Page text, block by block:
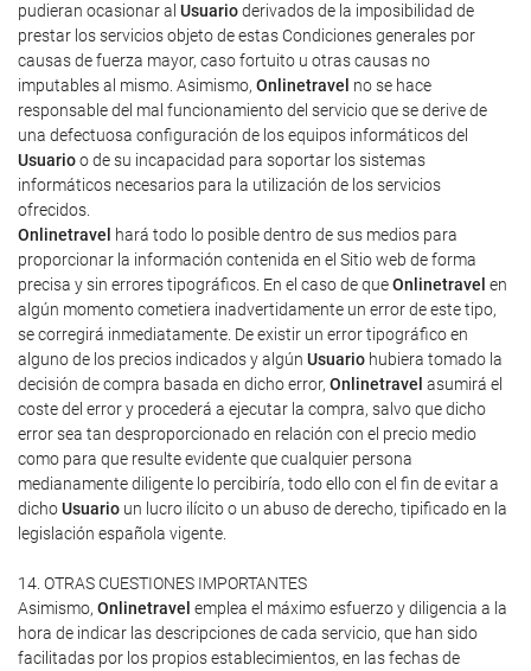
pudieran ocasionar al Usuarioderivados de la imposibilidad de
prestar los servicios objeto de estas Condiciones generales por
causas de fuerza mayor, caso fortuito u otras causas no
imputables al mismo. Asimismo, Onlinetravel no se hace
responsable del mal funcionamiento del servicio que se derive de
una defectuosa configuración de los equipos informáticos del
Usuarioo de su incapacidad para soportar los sistemas
informáticos necesarios para la utilización de los servicios
ofrecidos.
Onlinetravel
hará todo lo posible dentro de sus medios para
proporcionar la información contenida en el Sitio web de forma
precisa y sin errores tipográficos. En el caso de queOnlinetravel en
algún momento cometiera inadvertidamente un error de este tipo,
se corregirá inmediatamente. De existir un error tipográfico en
alguno de los precios indicados y algún Usuario hubiera tomado la
decisión de compra basada en dicho error, Onlinetravel asumirá el
coste del error y procederá a ejecutar la compra, salvo que dicho
error sea tan desproporcionado en relación con el precio medio
como para que resulte evidente que cualquier persona
medianamente diligente lo percibiría, todo ello con el fin de evitar a
dichoUsuario un lucro ilícito o un abuso de derecho, tipificado en la
legislación española vigente.
14. OTRAS CUESTIONES IMPORTANTES
Asimismo, Onlinetravel emplea el máximo esfuerzo y diligencia a la
hora de indicar las descripciones de cada servicio, que han sido
facilitadas por los propios establecimientos, en las fechas de